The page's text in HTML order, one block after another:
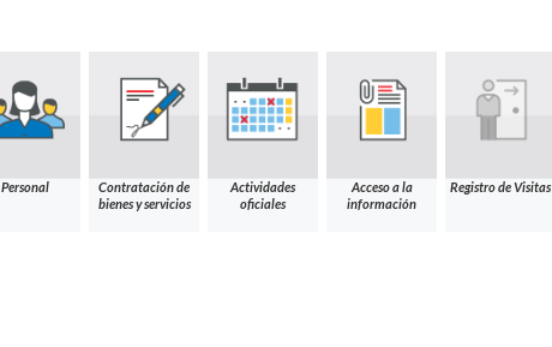
Personal
Contratación de
bienes y servicios
Actividades
oficiales
Acceso a la
información
Registro de Visitas